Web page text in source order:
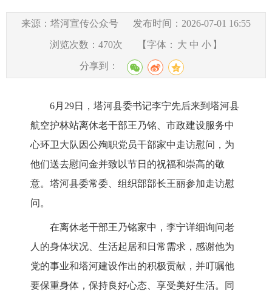
来源：塔河宣传公众号 发布时间：2026-07-01 16:55
浏览次数： 470次 【字体： 大 中 小 】
分享到：
6月29日，塔河县委书记李宁先后来到塔河县
航空护林站离休老干部王乃铭、市政建设服务中
心环卫大队因公殉职党员干部家中走访慰问，为
他们送去慰问金并致以节日的祝福和崇高的敬
意。塔河县委常委、组织部部长王丽参加走访慰
问。
在离休老干部王乃铭家中，李宁详细询问老
人的身体状况、生活起居和日常需求，感谢他为
党的事业和塔河建设作出的积极贡献，并叮嘱他
要保重身体，保持良好心态、享受美好生活。同